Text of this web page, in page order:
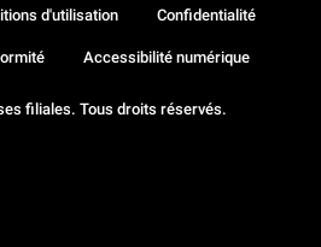
filiales. Tous droits réservés.
d'utilisation Confidentialité
Accessibilité numérique